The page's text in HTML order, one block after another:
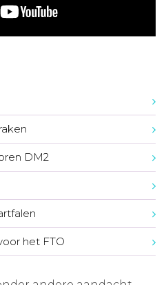
DM2
het FTO